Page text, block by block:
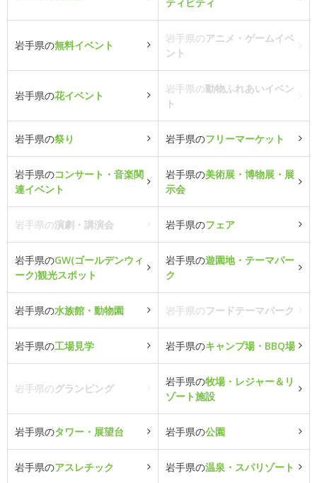
岩手県の無料イベント
岩手県のアニメ・ゲームイベ
ント
岩手県の花イベント
岩手県の動物ふれあいイベン
ト
岩手県の祭り 岩手県のフリーマーケット
岩手県のコンサート・音楽関
連イベント
岩手県の美術展・博物展・展
示会
岩手県の演劇・講演会 岩手県のフェア
岩手県のGW(ゴールデンウィ
ーク)観光スポット
岩手県の遊園地・テーマパー
ク
岩手県の水族館・動物園 岩手県のフードテーマパーク
岩手県の工場見学 岩手県のキャンプ場・BBQ場
岩手県のグランピング
岩手県の牧場・レジャー＆リ
ゾート施設
岩手県のタワー・展望台 岩手県の公園
岩手県のアスレチック 岩手県の温泉・スパリゾート